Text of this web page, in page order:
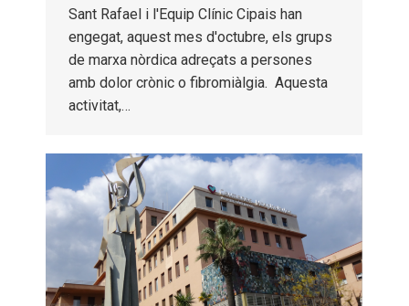
Sant Rafael i l'Equip Clínic Cipais han
engegat, aquest mes d'octubre, els grups
de marxa nòrdica adreçats a persones
amb dolor crònic o fibromiàlgia. Aquesta
activitat,…